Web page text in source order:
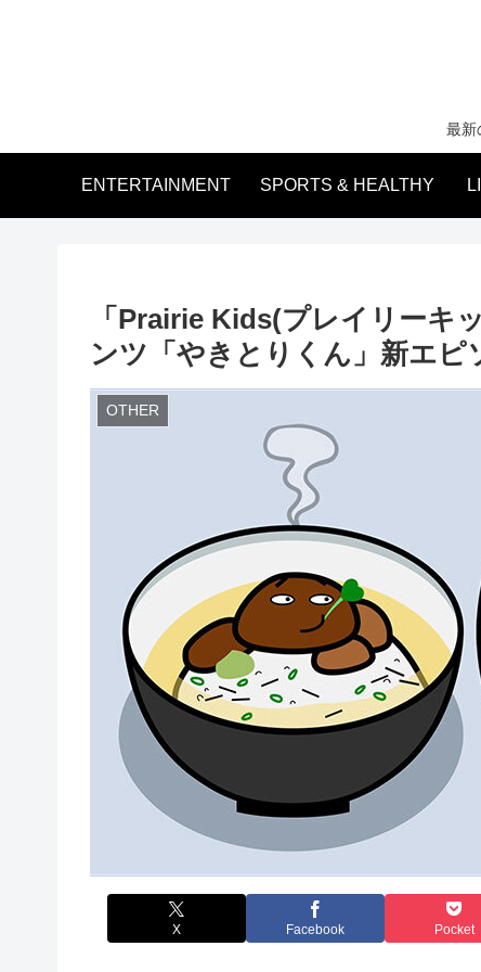
最新
ENTERTAINMENT SPORTS & HEALTHY
「Prairie Kids(プレイリーキ
ンツ「やきとりくん」新エピ
OTHER
X Facebook Pocket